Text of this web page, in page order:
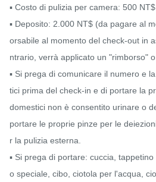
▪️ Costo di pulizia per camera: 500 NT$
▪️ Deposito: 2.000 NT$ (da pagare al
orsabile al momento del check-out in
ntrario, verrà applicato un "rimborso"
▪️ Si prega di comunicare il numero e
tici prima del check-in e di portare la
domestici non è consentito urinare o
portare le proprie pinze per le
r la pulizia esterna.
▪️ Si prega di portare: cuccia,
o speciale, cibo, ciotola per l'acqua,